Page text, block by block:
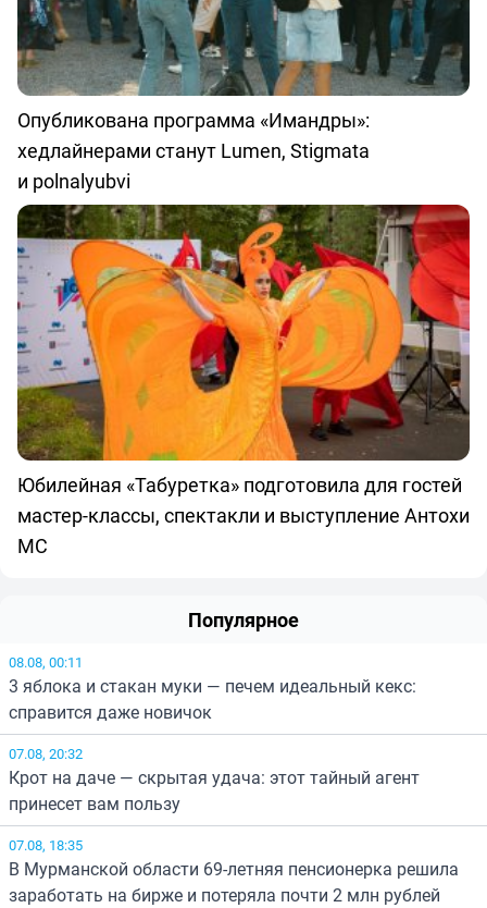
Опубликована программа «Имандры»:
хедлайнерами станут Lumen, Stigmata
и polnalyubvi
Юбилейная «Табуретка» подготовила для гостей
мастер-классы, спектакли и выступление Антохи
МС
Популярное
08.08, 00:11
3 яблока и стакан муки — печем идеальный кекс:
справится даже новичок
07.08, 20:32
Крот на даче — скрытая удача: этот тайный агент
принесет вам пользу
07.08, 18:35
В Мурманской области 69-летняя пенсионерка решила
заработать на бирже и потеряла почти 2 млн рублей